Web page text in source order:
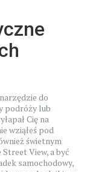
do
podróży lub
Cię na
wziąłeś pod
świetnym
View, a być
samochodowy,